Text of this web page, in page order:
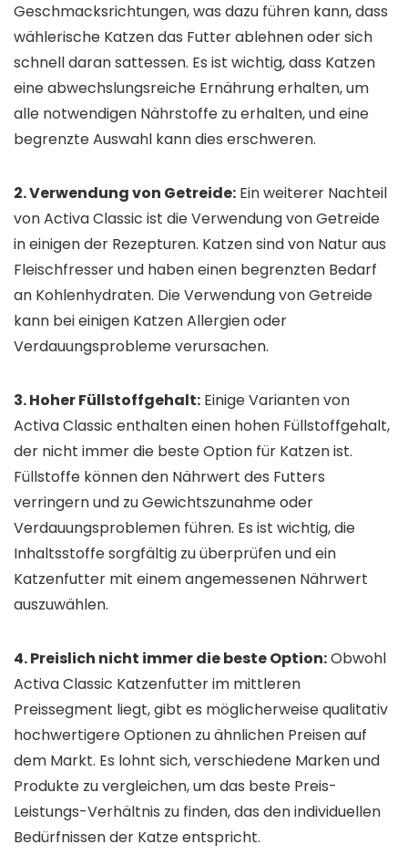
Geschmacksrichtungen, was dazu führen kann, dass
wählerische Katzen das Futter ablehnen oder sich
schnell daran sattessen. Es ist wichtig, dass Katzen
eine abwechslungsreiche Ernährung erhalten, um
alle notwendigen Nährstoffe zu erhalten, und eine
begrenzte Auswahl kann dies erschweren.
2. Verwendung von Getreide: Ein weiterer Nachteil
von Activa Classic ist die Verwendung von Getreide
in einigen der Rezepturen. Katzen sind von Natur aus
Fleischfresser und haben einen begrenzten Bedarf
an Kohlenhydraten. Die Verwendung von Getreide
kann bei einigen Katzen Allergien oder
Verdauungsprobleme verursachen.
3. Hoher Füllstoffgehalt: Einige Varianten von
Activa Classic enthalten einen hohen Füllstoffgehalt,
der nicht immer die beste Option für Katzen ist.
Füllstoffe können den Nährwert des Futters
verringern und zu Gewichtszunahme oder
Verdauungsproblemen führen. Es ist wichtig, die
Inhaltsstoffe sorgfältig zu überprüfen und ein
Katzenfutter mit einem angemessenen Nährwert
auszuwählen.
4. Preislich nicht immer die beste Option:Obwohl
Activa Classic Katzenfutter im mittleren
Preissegment liegt, gibt es möglicherweise qualitativ
hochwertigere Optionen zu ähnlichen Preisen auf
dem Markt. Es lohnt sich, verschiedene Marken und
Produkte zu vergleichen, um das beste Preis-
Leistungs-Verhältnis zu finden, das den individuellen
Bedürfnissen der Katze entspricht.